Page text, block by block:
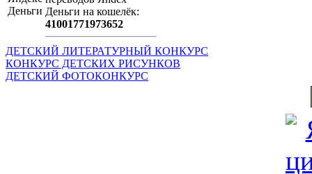
Деньги на кошeлёк:
41001771973652
ДЕТСКИЙ ЛИТЕРАТУРНЫЙ КОНКУРС
КОНКУРС ДЕТСКИХ РИСУНКОВ
ДЕТСКИЙ ФОТОКОНКУРС